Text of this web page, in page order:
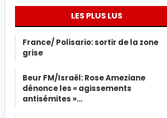
LES PLUS LUS
France/ Polisario: sortir de la zone
grise
Beur FM/Israël: Rose Ameziane
dénonce les « agissements
antisémites »…